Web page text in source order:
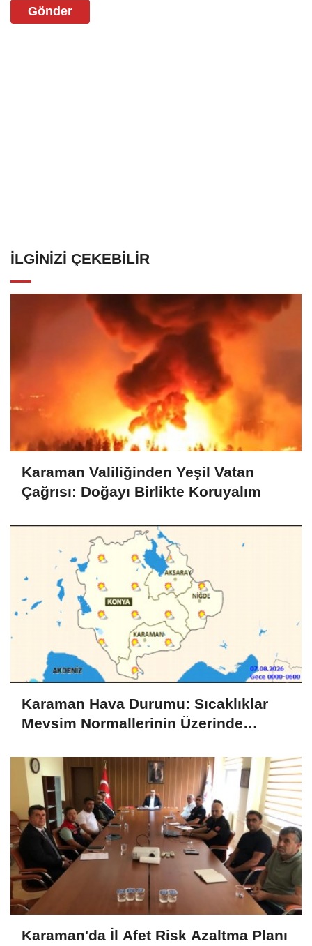
Gönder
İLGINIZI ÇEKEBILIR
Karaman Valiliğinden Yeşil Vatan
Çağrısı: Doğayı Birlikte Koruyalım
Karaman Hava Durumu: Sıcaklıklar
Mevsim Normallerinin Üzerinde
Karaman'da İl Afet Risk Azaltma Planı